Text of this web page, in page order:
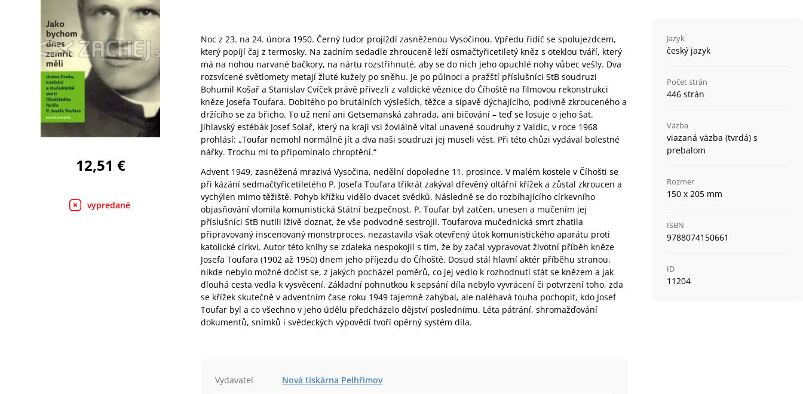
12,51 €
vypredané
Noc z 23. na 24. února 1950. Černý tudor projíždí zasněženou Vysočinou. Vpředu řidič se spolujezdcem,
který popíjí čaj z termosky. Na zadním sedadle zhrouceně leží osmačtyřicetiletý kněz s oteklou tváří, který
má na nohou narvané bačkory, na nártu rozstřihnuté, aby se do nich jeho opuchlé nohy vůbec vešly. Dva
rozsvícené světlomety metají žluté kužely po sněhu. Je po půlnoci a pražští příslušníci StB soudruzi
Bohumil Košař a Stanislav Cvíček právě přivezli z valdické věznice do Číhoště na filmovou rekonstrukci
kněze Josefa Toufara. Dobitého po brutálních výsleších, těžce a sípavě dýchajícího, podivně zkrouceného a
držícího se za břicho. To už není ani Getsemanská zahrada, ani bičování – teď se losuje o jeho šat.
Jihlavský estébák Josef Solař, který na kraji vsi žoviálně vítal unavené soudruhy z Valdic, v roce 1968
prohlásí: „Toufar nemohl normálně jít a dva naši soudruzi jej museli vést. Při této chůzi vydával bolestné
nářky. Trochu mi to připomínalo chroptění.“
Advent 1949, zasněžená mrazivá Vysočina, nedělní dopoledne 11. prosince. V malém kostele v Číhošti se
při kázání sedmačtyřicetiletého P. Josefa Toufara třikrát zakýval dřevěný oltářní křížek a zůstal zkroucen a
vychýlen mimo těžiště. Pohyb křížku vidělo dvacet svědků. Následně se do rozbíhajícího církevního
objasňování vlomila komunistická Státní bezpečnost. P. Toufar byl zatčen, unesen a mučením jej
příslušníci StB nutili lživě doznat, že vše podvodně sestrojil. Toufarova mučednická smrt zhatila
připravovaný inscenovaný monstrproces, nezastavila však otevřený útok komunistického aparátu proti
katolické církvi. Autor této knihy se zdaleka nespokojil s tím, že by začal vypravovat životní příběh kněze
Josefa Toufara (1902 až 1950) dnem jeho příjezdu do Číhoště. Dosud stál hlavní aktér příběhu stranou,
nikde nebylo možné dočíst se, z jakých pocházel poměrů, co jej vedlo k rozhodnutí stát se knězem a jak
dlouhá cesta vedla k vysvěcení. Základní pohnutkou k sepsání díla nebylo vyvrácení či potvrzení toho, zda
se křížek skutečně v adventním čase roku 1949 tajemně zahýbal, ale naléhavá touha pochopit, kdo Josef
Toufar byl a co všechno v jeho údělu předcházelo dějství poslednímu. Léta pátrání, shromažďování
dokumentů, snímků i svědeckých výpovědí tvoří opěrný systém díla.
Vydavateľ Nová tiskárna Pelhřimov
Jazyk
český jazyk
Počet strán
446 strán
Väzba
viazaná väzba (tvrdá) s
prebalom
Rozmer
150 x 205 mm
ISBN
9788074150661
ID
11204